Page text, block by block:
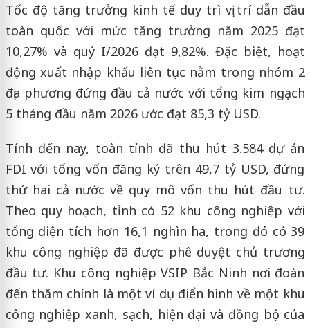
Tốc độ tăng trưởng kinh tế duy trì vị trí dẫn đầu
toàn quốc với mức tăng trưởng năm 2025 đạt
10,27% và quý I/2026 đạt 9,82%. Đặc biệt, hoạt
động xuất nhập khẩu liên tục nằm trong nhóm 2
địa phương đứng đầu cả nước với tổng kim ngạch
5 tháng đầu năm 2026 ước đạt 85,3 tỷ USD.
Tính đến nay, toàn tỉnh đã thu hút 3.584 dự án
FDI với tổng vốn đăng ký trên 49,7 tỷ USD, đứng
thứ hai cả nước về quy mô vốn thu hút đầu tư.
Theo quy hoạch, tỉnh có 52 khu công nghiệp với
tổng diện tích hơn 16,1 nghìn ha, trong đó có 39
khu công nghiệp đã được phê duyệt chủ trương
đầu tư. Khu công nghiệp VSIP Bắc Ninh nơi đoàn
đến thăm chính là một ví dụ điển hình về một khu
công nghiệp xanh, sạch, hiện đại và đồng bộ của